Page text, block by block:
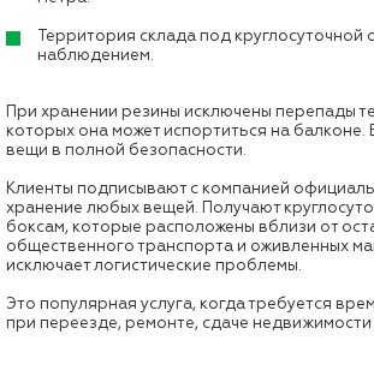
Территория склада под круглосуточной
наблюдением.
При хранении резины исключены перепады
которых она может испортиться на балконе.
вещи в полной безопасности.
Клиенты подписывают с компанией
хранение любых вещей. Получают
боксам, которые расположены вблизи от
общественного транспорта и оживленных
исключает логистические проблемы.
Это популярная услуга, когда требуется
при переезде, ремонте, сдаче недвижимости